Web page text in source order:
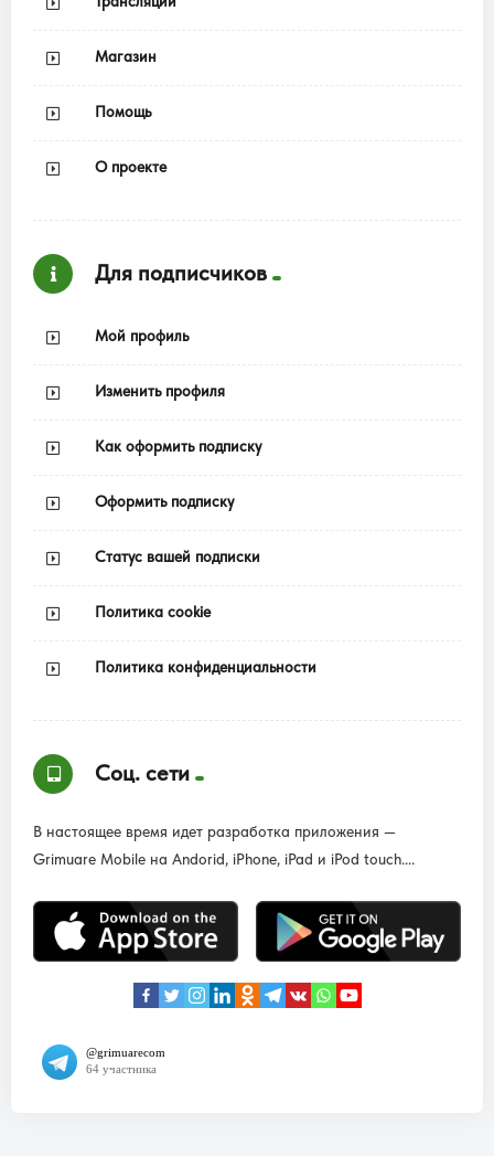
Магазин
Помощь
О проекте
Для подписчиков
Мой профиль
Изменить профиля
Как оформить подписку
Оформить подписку
Статус вашей подписки
Политика cookie
Политика конфиденциальности
Соц. сети
В настоящее время идет разработка приложения —
Grimuare Mobile на Andorid, iPhone, iPad и iPod touch....